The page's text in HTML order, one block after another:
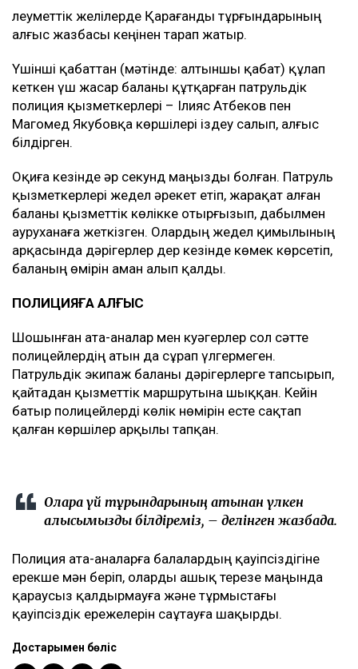
Әлеуметтік желілерде Қарағанды тұрғындарының
алғыс жазбасы кеңінен тарап жатыр.
Үшінші қабаттан (мәтінде: алтыншы қабат) құлап
кеткен үш жасар баланы құтқарған патрульдік
полиция қызметкерлері – Ілияс Атбеков пен
Магомед Якубовқа көршілері іздеу салып, алғыс
білдірген.
Оқиға кезінде әр секунд маңызды болған. Патруль
қызметкерлері жедел әрекет етіп, жарақат алған
баланы қызметтік көлікке отырғызып, дабылмен
ауруханаға жеткізген. Олардың жедел қимылының
арқасында дәрігерлер дер кезінде көмек көрсетіп,
баланың өмірін аман алып қалды.
ПОЛИЦИЯҒА АЛҒЫС
Шошынған ата-аналар мен куәгерлер сол сәтте
полицейлердің атын да сұрап үлгермеген.
Патрульдік экипаж баланы дәрігерлерге тапсырып,
қайтадан қызметтік маршрутына шыққан. Кейін
батыр полицейлерді көлік нөмірін есте сақтап
қалған көршілер арқылы тапқан.
Оларға үй тұрғындарының атынан үлкен
алғысымызды білдіреміз, – делінген жазбада.
Полиция ата-аналарға балалардың қауіпсіздігіне
ерекше мән беріп, оларды ашық терезе маңында
қараусыз қалдырмауға және тұрмыстағы
қауіпсіздік ережелерін саұтауға шақырды.
Достарыңмен бөліс